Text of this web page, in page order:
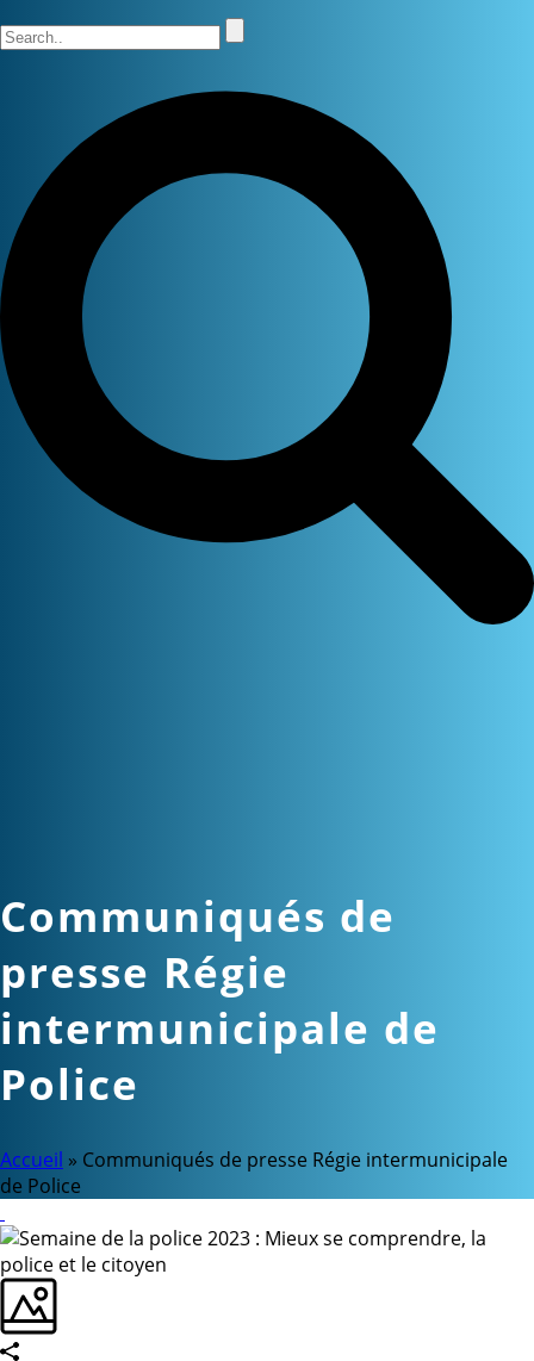
Communiqués de
presse Régie
intermunicipale de
Police
Accueil » Communiqués de presse Régie intermunicipale
de Police